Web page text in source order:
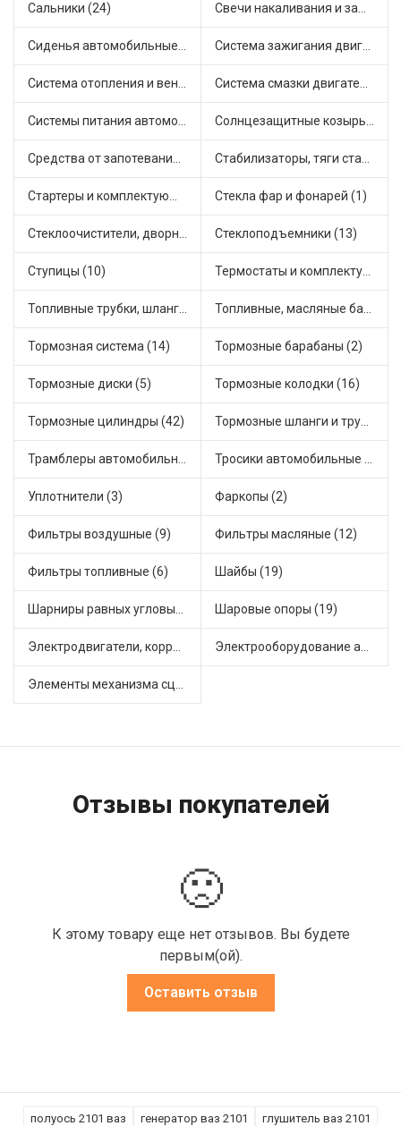
Сальники (24) Свечи накаливания и зажигания (30)
Сиденья автомобильные (1) Система зажигания двигателя (2)
Система отопления и вентиляции (9) Система смазки двигателя (15)
Системы питания автомобиля (18) Солнцезащитные козырьки для салона автомобиля (1)
Средства от запотевания и размораживатели стекла (1) Стабилизаторы, тяги стабилизатора, стойки стабилиз (3)
Стартеры и комплектующие (38) Стекла фар и фонарей (1)
Стеклоочистители, дворники (1) Стеклоподъемники (13)
Ступицы (10) Термостаты и комплектующие системы охлаждения (46)
Топливные трубки, шланги, магистрали и рампы (2) Топливные, масляные баки (1)
Тормозная система (14) Тормозные барабаны (2)
Тормозные диски (5) Тормозные колодки (16)
Тормозные цилиндры (42) Тормозные шланги и трубки (5)
Трамблеры автомобильные (30) Тросики автомобильные (16)
Уплотнители (3) Фаркопы (2)
Фильтры воздушные (9) Фильтры масляные (12)
Фильтры топливные (6) Шайбы (19)
Шарниры равных угловых скоростей, приводные валы (1) Шаровые опоры (19)
Электродвигатели, корректоры и приводы автомобильн (21) Электрооборудование автомобилей (20)
Элементы механизма сцепления (52)
Отзывы покупателей
🙁
К этому товару еще нет отзывов. Вы будете
первым(ой).
Оставить отзыв
полуось 2101 ваз генератор ваз 2101 глушитель ваз 2101